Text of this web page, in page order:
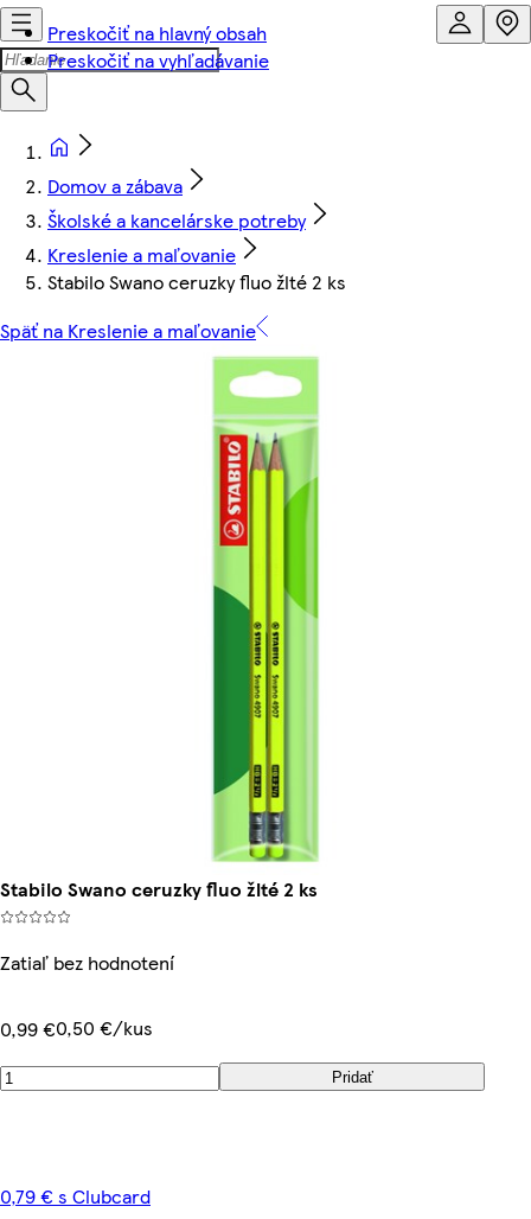
Preskočiť na hlavný obsah
Preskočiť na vyhľadávanie
Domov a zábava
Školské a kancelárske potreby
Kreslenie a maľovanie
Stabilo Swano ceruzky fluo žlté 2 ks
Späť na Kreslenie a maľovanie
Stabilo Swano ceruzky fluo žlté 2 ks
Zatiaľ bez hodnotení
0,99 €0,50 €/kus
Pridať
0,79 € s Clubcard